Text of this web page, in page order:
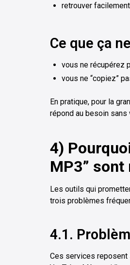
retrouver
Ce que ça
vous ne récupérez
vous ne “copiez”
En pratique, pour la
répond au besoin
4)
MP3” sont
Les outils qui
trois problèmes
4.1.
Ces services reposent